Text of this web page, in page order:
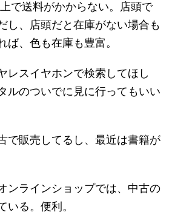
で送料がかからない。店頭で
し、店頭だと在庫がない場合も
ば、色も在庫も豊富。
スイヤホンで検索してほし
ルのついでに見に行ってもいい
で販売してるし、最近は書籍が
ンラインショップでは、中古の
いる。便利。